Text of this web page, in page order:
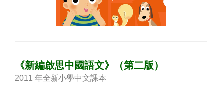
《新編啟思中國語文》（第二版）
2011 年全新小學中文課本